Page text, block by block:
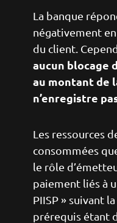
La banque
négativement
du client.
aucun blocage
au montant de
n’enregistre
Les ressources
consommées
le rôle
paiement liés à
PIISP » suivant
prérequis étant